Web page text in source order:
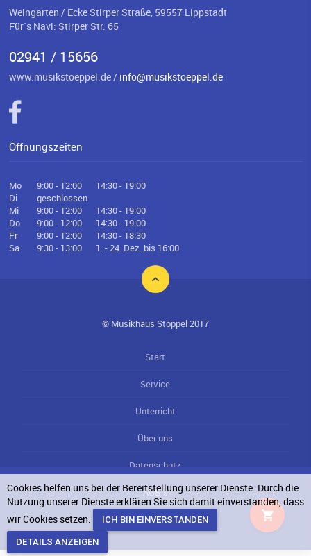
Weingarten / Ecke Stirper Straße, 59557 Lippstadt
Für`s Navi: Stirper Str. 65
02941 / 15656
www.musikstoeppel.de / info@musikstoeppel.de
Öffnungszeiten
Mo 9:00 - 12:00
14:30 - 19:00
Di
geschlossen
Mi
9:00 - 12:00
14:30 - 19:00
Do
9:00 - 12:00
14:30 - 19:00
Fr
9:00 - 12:00
14:30 - 18:30
Sa
9:30 - 13:00 1. - 24. Dez. bis 16:00
© Musikhaus Stöppel 2017
Start
Service
Unterricht
Über uns
Datenschutz
AGB`s
Impressum
Cookies helfen uns bei der Bereitstellung unserer Dienste. Durch die
Nutzung unserer Dienste erklären Sie sich damit einverstanden, dass
wir Cookies setzen.
DETAILS ANZEIGEN